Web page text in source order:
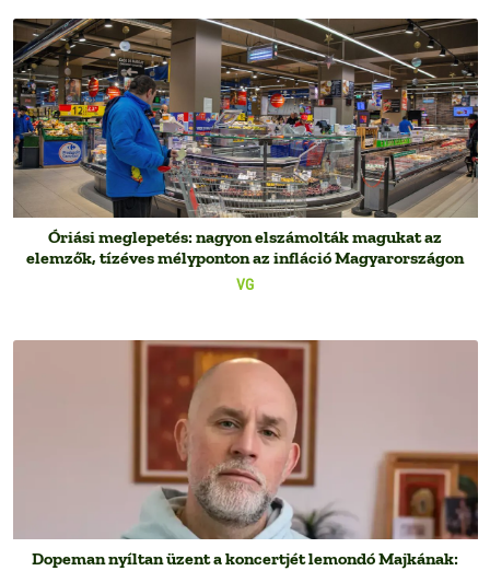
VG
Óriási meglepetés: nagyon elszámolták magukat az
elemzők, tízéves mélyponton az infláció Magyarországon
Dopeman nyíltan üzent a koncertjét lemondó Majkának: